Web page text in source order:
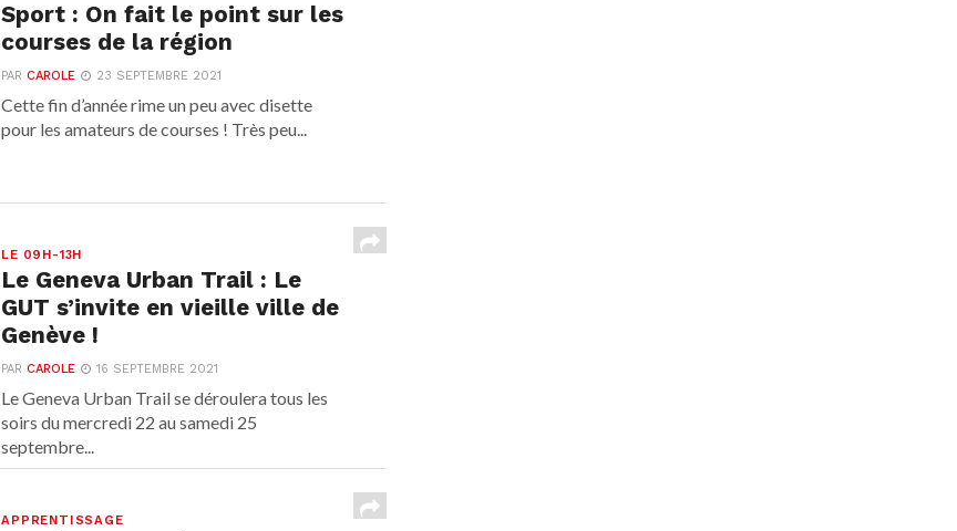
Sport : On fait le point sur les
courses de la région
PARCAROLE 23 SEPTEMBRE 2021
Cette fin d’année rime un peu avec disette
pour les amateurs de courses ! Très peu...
LE 09H-13H
Le Geneva Urban Trail : Le
GUT s’invite en vieille ville de
Genève !
PARCAROLE 16 SEPTEMBRE 2021
Le Geneva Urban Trail se déroulera tous les
soirs du mercredi 22 au samedi 25
septembre...
APPRENTISSAGE